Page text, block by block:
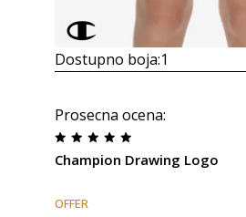
Dostupno boja:1
Prosecna ocena:
Champion Drawing Logo
OFFER